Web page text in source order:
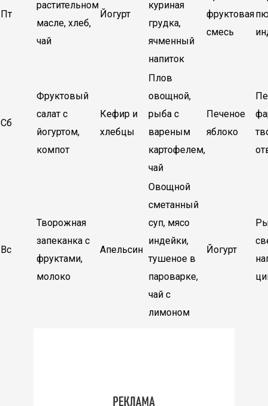
Пт
растительном
масле, хлеб,
чай
Йогурт
куриная
грудка,
ячменный
напиток
фруктовая
смесь
Сб
Фруктовый
салат с
йогуртом,
компот
Кефир и
хлебцы
Плов
овощной,
рыба с
вареным
картофелем,
чай
Печеное
яблоко
Вс
Творожная
запеканка с
фруктами,
молоко
Апельсин
Овощной
сметанный
суп, мясо
индейки,
тушеное в
пароварке,
чай с
лимоном
Йогурт